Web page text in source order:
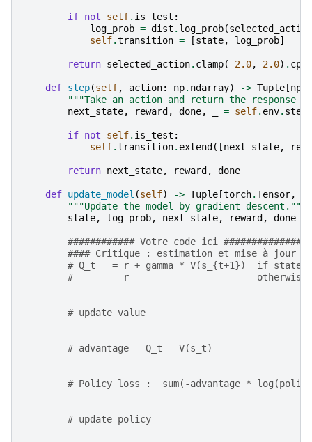
if not self. is_test :
log_prob = dist . log_prob(selected_action
self.transition = [state, log_prob]
return selected_action. clamp( -2.0, 2.0) . cpu
def step(self, action: np. ndarray) -> Tuple [np
"""Take an action and return the response
next_state, reward , done, = self. env. step
if not self. is_test :
self.transition. extend ([next_state,
return next_state, reward , done
def update_model (self) -> Tuple [torch.Tensor,
"""Update the model by gradient descent."""
state, log_prob, next_state, reward , done
############ Votre code ici
#### Critique : estimation et mise à jour
# Q_t   = r + gamma * V(s_{t+1})  if state
#       = r                       otherwise
# update value
# advantage = Q_t - V(s_t)
# Policy loss :  sum(-advantage *
# update policy